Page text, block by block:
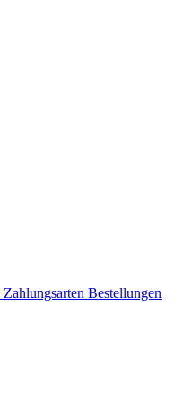
Zahlungsarten Bestellungen